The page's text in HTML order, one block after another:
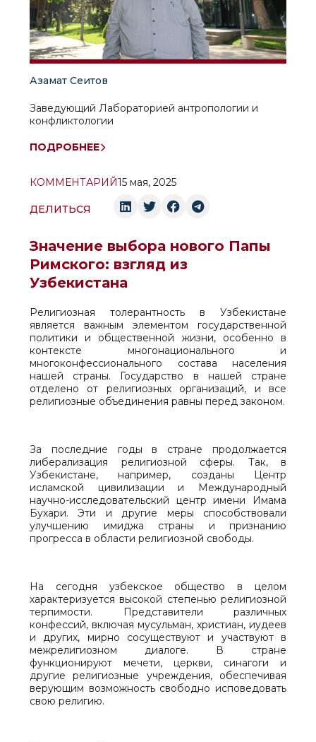
Азамат Сеитов
Заведующий Лабораторией антропологии и
конфликтологии
ПОДРОБНЕЕ
КОММЕНТАРИЙ15 мая, 2025
ДЕЛИТЬСЯ
Значение выбора нового Папы
Римского: взгляд из
Узбекистана
Религиозная толерантность в Узбекистане
является важным элементом государственной
политики и общественной жизни, особенно в
контексте многонационального и
многоконфессионального состава населения
нашей страны. Государство в нашей стране
отделено от религиозных организаций, и все
религиозные объединения равны перед законом.
За последние годы в стране продолжается
либерализация религиозной сферы. Так, в
Узбекистане, например, созданы Центр
исламской цивилизации и Международный
научно-исследовательский центр имени Имама
Бухари. Эти и другие меры способствовали
улучшению имиджа страны и признанию
прогресса в области религиозной свободы.
На сегодня узбекское общество в целом
характеризуется высокой степенью религиозной
терпимости. Представители различных
конфессий, включая мусульман, христиан, иудеев
и других, мирно сосуществуют и участвуют в
межрелигиозном диалоге. В стране
функционируют мечети, церкви, синагоги и
другие религиозные учреждения, обеспечивая
верующим возможность свободно исповедовать
свою религию.